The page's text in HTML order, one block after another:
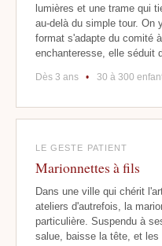
lumières et une trame qui
au-delà du simple tour. On
format s'adapte du comité
enchanteresse, elle séduit
Dès 3 ans • 30 à 300
LE GESTE PATIENT
Marionnettes à fils
Dans une ville qui chérit
ateliers d'autrefois, la
particulière. Suspendu à
salue, baisse la tête, et les